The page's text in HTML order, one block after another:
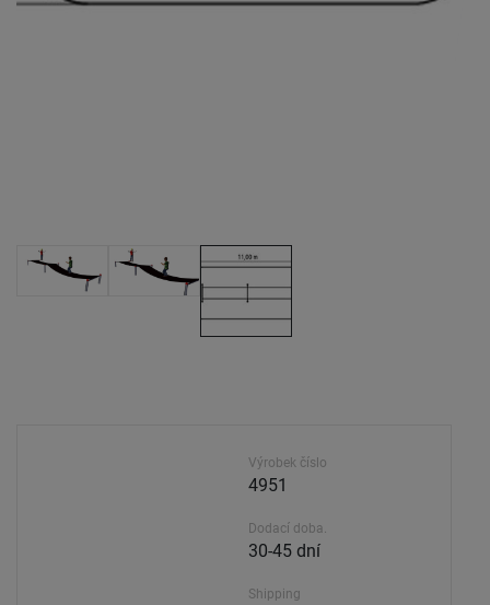
Výrobek číslo
4951
Dodací doba.
30-45 dní
Shipping